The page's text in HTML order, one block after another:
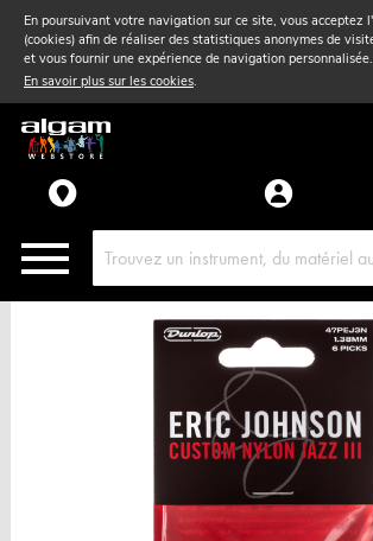
En poursuivant votre navigation sur ce site, vous acceptez
(cookies) afin de réaliser des statistiques anonymes de
et vous fournir une expérience de navigation personnalisée.
En savoir plus sur les cookies.
Vent& Violon
Accessoires
Pièces détachées